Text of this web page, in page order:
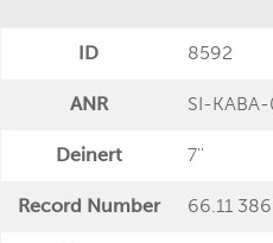
ID 8592
ANR SI-
Deinert 7''
Record Number 66.11